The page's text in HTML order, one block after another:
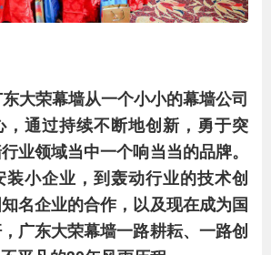
大荣幕墙从一个小小的幕墙公司
，通过持续不断地创新，勇于突
业领域当中一个响当当的品牌。
装小企业，到轰动行业的技术创
名企业的合作，以及现在成为国
广东大荣幕墙一路耕耘、一路创